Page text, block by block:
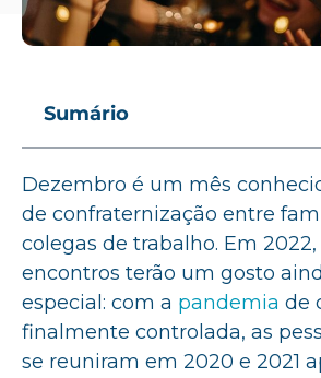
Sumário
Dezembro é um mês
de confraternização entre
colegas de trabalho. Em 2022,
encontros terão um gosto
especial: com a pandemia de
finalmente controlada, as
se reuniram em 2020 e 2021